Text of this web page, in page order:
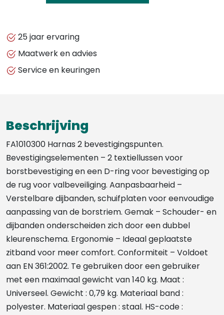
-
2
BEVESTIGINGSPUNTEN
25 jaar ervaring
Maatwerk en advies
Service en keuringen
Beschrijving
FA1010300 Harnas 2 bevestigingspunten.
Bevestigingselementen – 2 textiellussen voor
borstbevestiging en een D-ring voor bevestiging op
de rug voor valbeveiliging. Aanpasbaarheid –
Verstelbare dijbanden, schuifplaten voor eenvoudige
aanpassing van de borstriem. Gemak – Schouder- en
dijbanden onderscheiden zich door een dubbel
kleurenschema. Ergonomie – Ideaal geplaatste
zitband voor meer comfort. Conformiteit – Voldoet
aan EN 361:2002. Te gebruiken door een gebruiker
met een maximaal gewicht van 140 kg. Maat :
Universeel. Gewicht : 0,79 kg. Materiaal band :
polyester. Materiaal gespen : staal. HS-code :